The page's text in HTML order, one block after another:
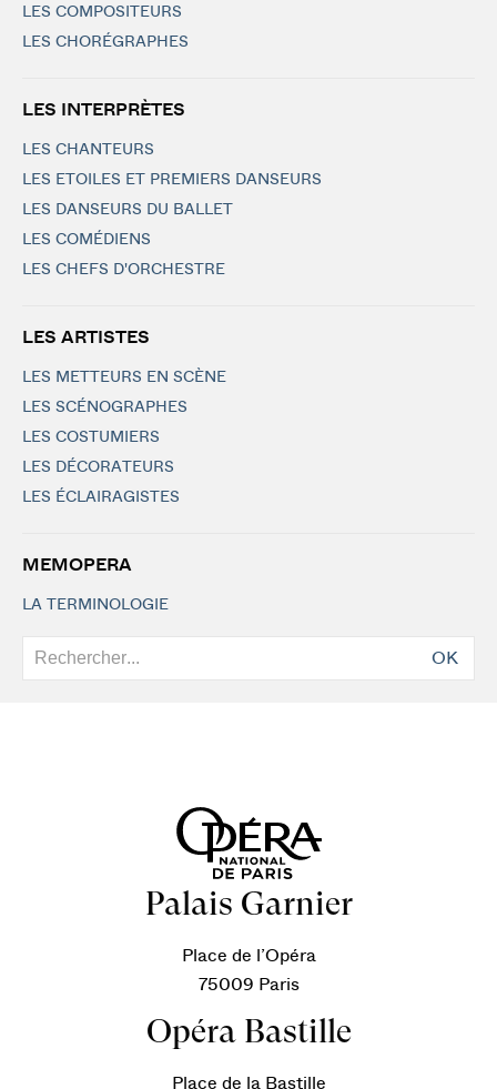
LES COMPOSITEURS
LES CHORÉGRAPHES
LES INTERPRÈTES
LES CHANTEURS
LES ETOILES ET PREMIERS DANSEURS
LES DANSEURS DU BALLET
LES COMÉDIENS
LES CHEFS D'ORCHESTRE
LES ARTISTES
LES METTEURS EN SCÈNE
LES SCÉNOGRAPHES
LES COSTUMIERS
LES DÉCORATEURS
LES ÉCLAIRAGISTES
MEMOPERA
LA TERMINOLOGIE
OK
Palais Garnier
Place de l’Opéra
75009 Paris
Opéra Bastille
Place de la Bastille